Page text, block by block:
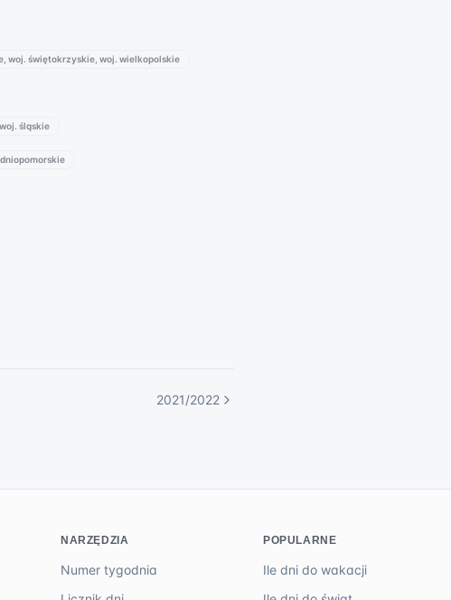
woj. świętokrzyskie, woj. wielkopolskie
śląskie
2021/2022
NARZĘDZIA
Numer tygodnia
POPULARNE
Ile dni do wakacji